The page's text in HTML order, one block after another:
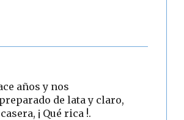
años y nos
de lata y claro,
¡ Qué rica !.